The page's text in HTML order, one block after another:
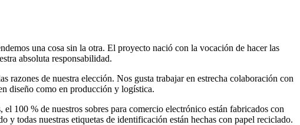
una cosa sin la otra. El proyecto nació con la vocación de hacer las
absoluta responsabilidad.
de nuestra elección. Nos gusta trabajar en estrecha colaboración con
diseño como en producción y logística.
100 % de nuestros sobres para comercio electrónico están fabricados con
y todas nuestras etiquetas de identificación están hechas con papel reciclado.